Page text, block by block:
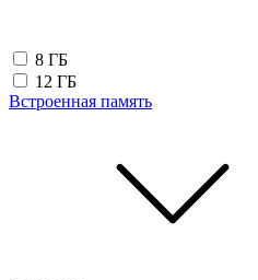
8 ГБ
12 ГБ
Встроенная память